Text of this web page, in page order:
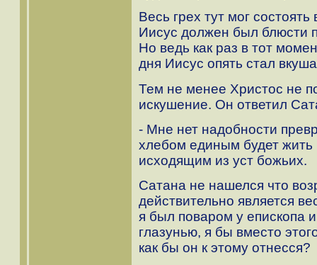
Весь грех тут мог
Иисус должен был блюсти
Но ведь как раз в тот
дня Иисус опять стал
Тем не менее Христос не
искушение. Он ответил
- Мне нет надобности
хлебом единым будет жить
исходящим из уст божьих.
Сатана не нашелся что
действительно является
я был поваром у епископа
глазунью, я бы вместо
как бы он к этому отнесся?